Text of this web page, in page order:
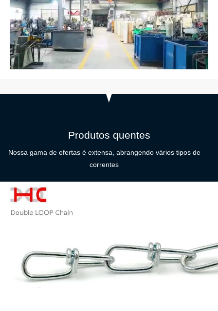
Produtos quentes
Nossa gama de ofertas é extensa, abrangendo vários tipos de
correntes